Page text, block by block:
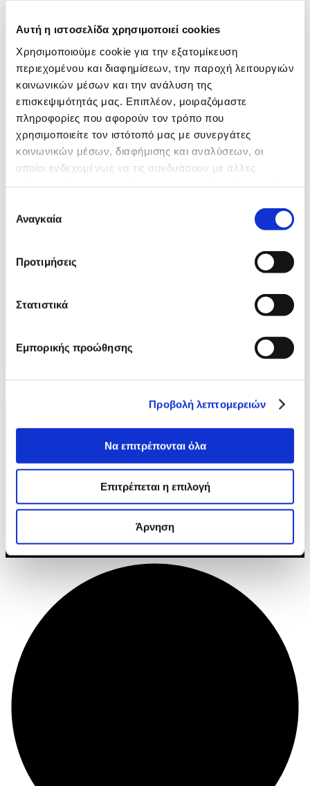
Αυτή η ιστοσελίδα χρησιμοποιεί cookies
Χρησιμοποιούμε cookie για την εξατομίκευση
περιεχομένου και διαφημίσεων, την παροχή λειτουργιών
κοινωνικών μέσων και την ανάλυση της
επισκεψιμότητάς μας. Επιπλέον, μοιραζόμαστε
πληροφορίες που αφορούν τον τρόπο που
χρησιμοποιείτε τον ιστότοπό μας με συνεργάτες
κοινωνικών μέσων, διαφήμισης και αναλύσεων, οι
οποίοι ενδεχομένως να τις συνδυάσουν με άλλες
των υπηρεσιών τους.
συγκατάθεσης
Αναγκαία
Προτιμήσεις
Στατιστικά
Εμπορικής προώθησης
Προβολή λεπτομερειών
Να επιτρέπονται όλα
Επιτρέπεται η επιλογή
Άρνηση
Games Lab
Ένας κόσμος που νοιάζεται να μαθαίνει, και
Αυτό είναι το όραμα της Game Tree.
αύριο;
GAMETREE © 2025 GAME TREE. ALL RIGHTS
RESERVED.
ΌΡΟΙ ΧΡΉΣΗΣ